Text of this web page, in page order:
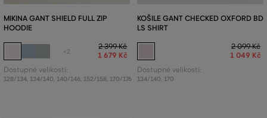
MIKINA GANT SHIELD FULL ZIP
HOODIE
+2
2 399 Kč
1 679 Kč
Dostupné velikosti:
128/134, 134/140, 140/146, 152/158, 170/176
KOŠILE GANT CHECKED OXFORD BD
LS SHIRT
2 099 Kč
1 049 Kč
Dostupné velikosti:
134/140, 170